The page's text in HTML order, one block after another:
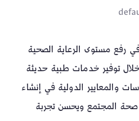
مستوى الرعاية الصحية
توفير خدمات طبية حديثة
والمعايير الدولية في إنشاء
صحة المجتمع ويحسن تجربة